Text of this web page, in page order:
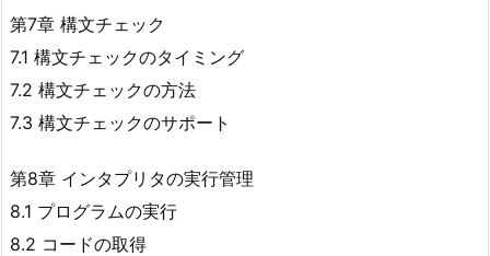
第7章 構文チェック
7.1 構文チェックのタイミング
7.2 構文チェックの方法
7.3 構文チェックのサポート
第8章 インタプリタの実行管理
8.1 プログラムの実行
8.2 コードの取得